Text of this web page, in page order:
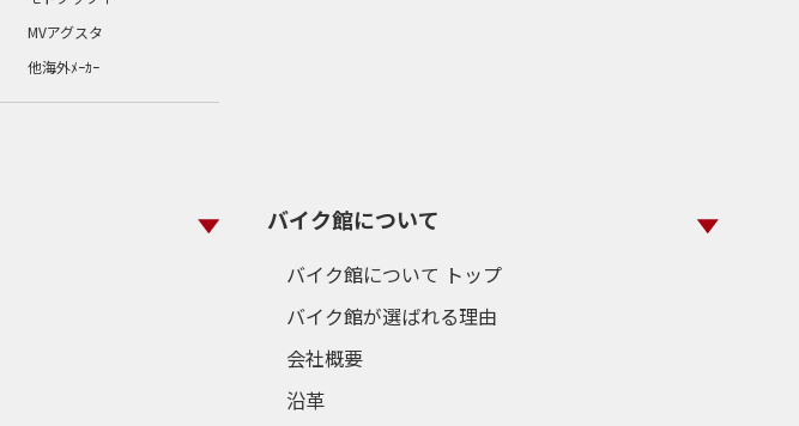
MVアグスタ
他海外ﾒｰｶｰ
バイク館について
バイク館について トップ
バイク館が選ばれる理由
会社概要
沿革